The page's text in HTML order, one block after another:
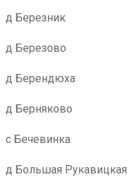
д Березник
д Березово
д Берендюха
д Берняково
с Бечевинка
д Большая Рукавицкая